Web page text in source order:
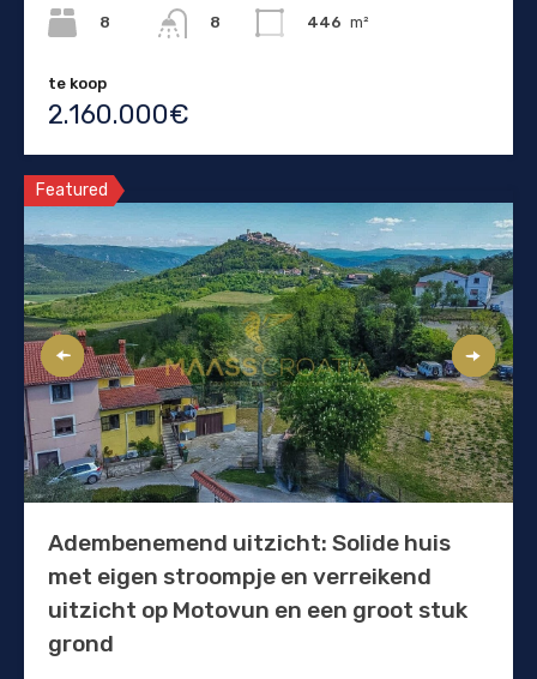
8
8
446 m²
te koop
2.160.000€
Featured
Adembenemend uitzicht: Solide huis
met eigen stroompje en verreikend
uitzicht op Motovun en een groot stuk
grond